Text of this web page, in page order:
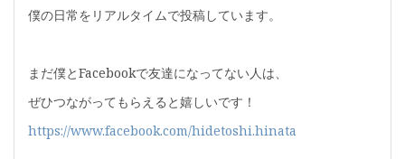
僕の日常をリアルタイムで投稿しています。
まだ僕とFacebookで友達になってない人は、
ぜひつながってもらえると嬉しいです！
https://www.facebook.com/hidetoshi.hinata